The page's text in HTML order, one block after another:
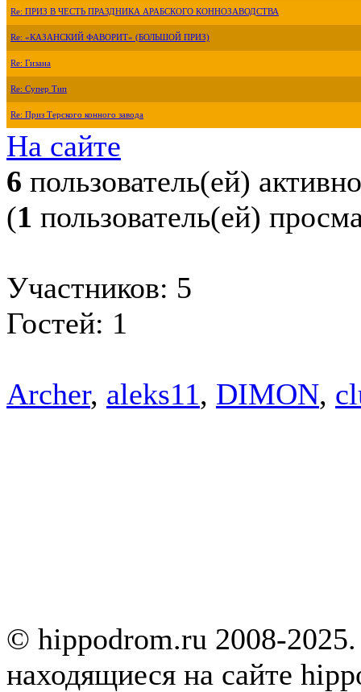
Re: ПРИЗ В ЧЕСТЬ ПРАЗДНИКА АРАБСКОГО КОННОЗАВОДСТВА
Re: «КАЗАНСКИЙ ФАВОРИТ» (БОЛЬШОЙ ПРИЗ)
Re: Гизана
Re: Супер Тип
Re: Приз Терского конного завода
На сайте
6 пользователь(ей) активно
(1 пользователь(ей)
Участников: 5
Гостей: 1
Archer, aleks11, DIMON,
© hippodrom.ru 2008-
находящиеся на сайте